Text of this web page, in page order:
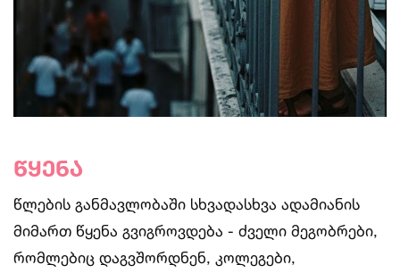
წყენა
წლების განმავლობაში სხვადასხვა ადამიანის
მიმართ წყენა გვიგროვდება - ძველი მეგობრები,
რომლებიც დაგვშორდნენ, კოლეგები,